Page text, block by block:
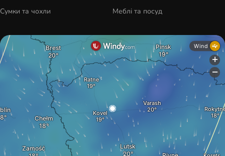
Сумки та чохли
Меблі та посуд